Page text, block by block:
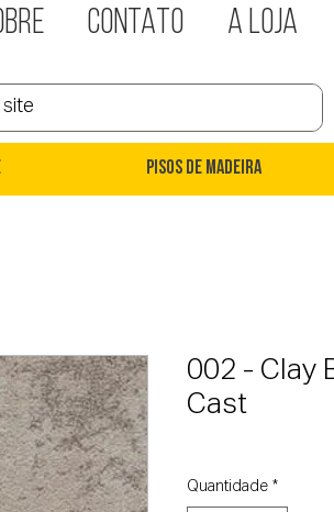
CONTATO A LOJA
Pisos de Madeira
002 - Clay
Cast
Quantidade *